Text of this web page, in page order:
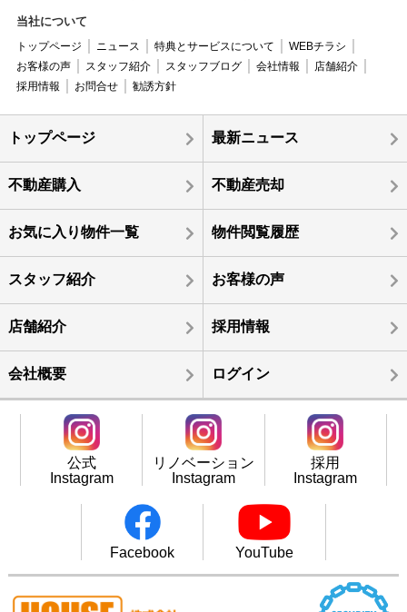
当社について
トップページ ニュース 特典とサービスについて
WEBチラシ
お客様の声
スタッフ紹介 スタッフブログ 会社情報
店舗紹介
採用情報
お問合せ 勧誘方針
トップページ 最新ニュース
不動産購入 不動産売却
お気に入り物件一覧 物件閲覧履歴
スタッフ紹介 お客様の声
店舗紹介 採用情報
会社概要 ログイン
公式
Instagram
リノベーション
Instagram
採用
Instagram
Facebook YouTube